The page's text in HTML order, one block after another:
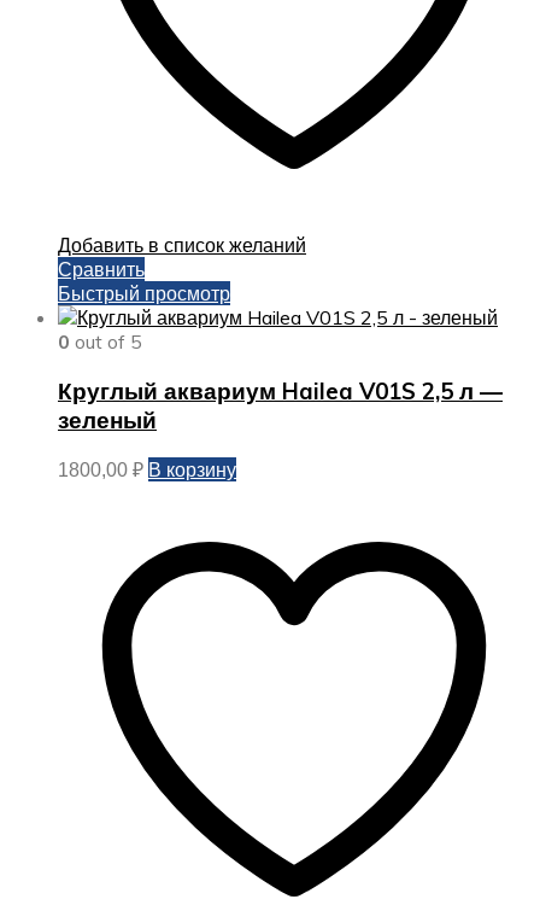
Добавить в список желаний
Сравнить
Быстрый просмотр
0 out of 5
Круглый аквариум Hailea V01S 2,5 л —
зеленый
1800,00 ₽ В корзину